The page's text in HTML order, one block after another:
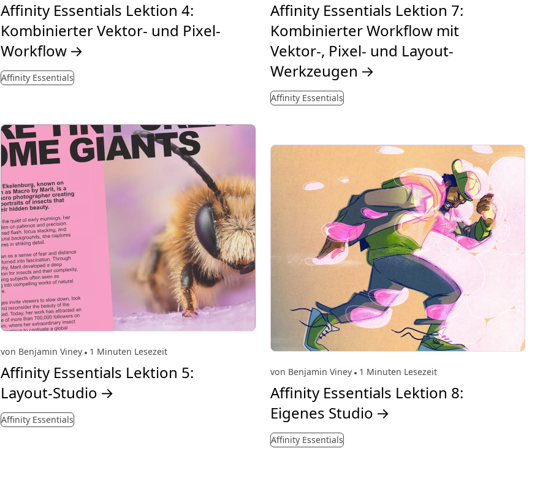
Affinity Essentials Lektion 4:
Kombinierter Vektor- und Pixel-
Workflow →
Affinity Essentials
von Benjamin Viney 1 Minuten Lesezeit
Affinity Essentials Lektion 5:
Layout-Studio →
Affinity Essentials
Affinity Essentials Lektion 7:
Kombinierter Workflow mit
Vektor-, Pixel- und Layout-
Werkzeugen →
Affinity Essentials
von Benjamin Viney 1 Minuten Lesezeit
Affinity Essentials Lektion 8:
Eigenes Studio →
Affinity Essentials